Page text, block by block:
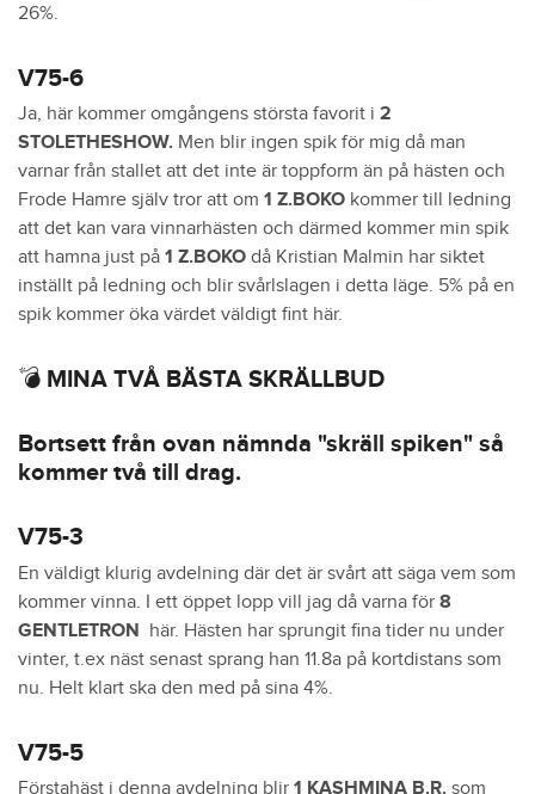
26%.
V75-6
Ja, här kommer omgångens största favorit i 2
STOLETHESHOW. Men blir ingen spik för mig då man
varnar från stallet att det inte är toppform än på hästen och
Frode Hamre själv tror att om 1 Z.BOKO kommer till ledning
att det kan vara vinnarhästen och därmed kommer min spik
att hamna just på 1 Z.BOKO då Kristian Malmin har siktet
inställt på ledning och blir svårlslagen i detta läge. 5% på en
spik kommer öka värdet väldigt fint här.
💣 MINA TVÅ BÄSTA SKRÄLLBUD
Bortsett från ovan nämnda "skräll spiken" så
kommer två till drag.
V75-3
En väldigt klurig avdelning där det är svårt att säga vem som
kommer vinna. I ett öppet lopp vill jag då varna för 8
GENTLETRON här. Hästen har sprungit fina tider nu under
vinter, t.ex näst senast sprang han 11.8a på kortdistans som
nu. Helt klart ska den med på sina 4%.
V75-5
Förstahäst i denna avdelning blir 1 KASHMINA B.R. som